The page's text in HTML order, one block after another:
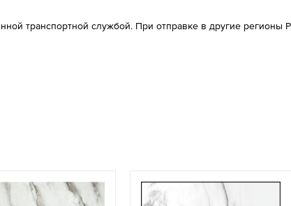
транспортной службой. При отправке в другие регионы